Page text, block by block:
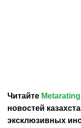
Читайте
новостей
эксклюзивных